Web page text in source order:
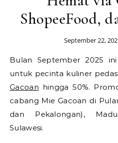
ShopeeFood,
September 22,
Bulan September 2025 ini jadi momen istimewa
untuk pecinta kuliner
Gacoan hingga 50%.
cabang Mie Gacoan di
dan Pekalongan),
Sulawesi.